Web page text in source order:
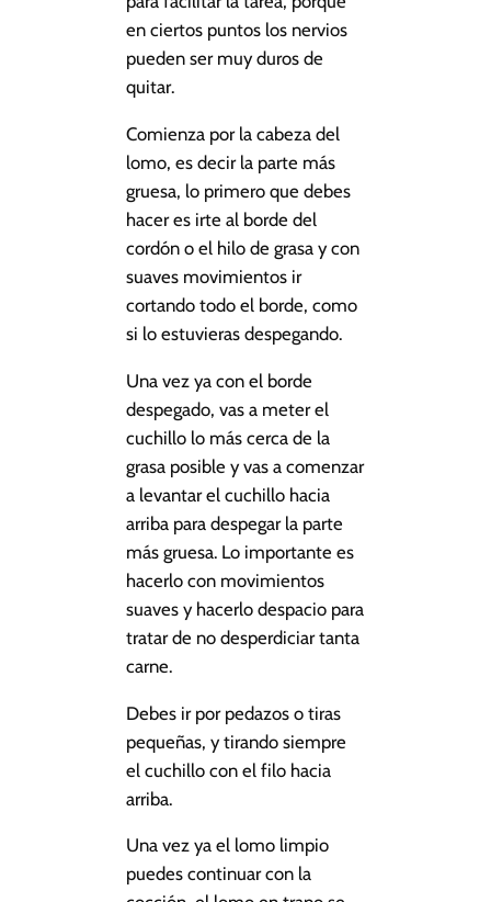
en ciertos puntos los nervios
pueden ser muy duros de
quitar.
Comienza por la cabeza del
lomo, es decir la parte más
gruesa, lo primero que debes
hacer es irte al borde del
cordón o el hilo de grasa y con
suaves movimientos ir
cortando todo el borde, como
si lo estuvieras despegando.
Una vez ya con el borde
despegado, vas a meter el
cuchillo lo más cerca de la
grasa posible y vas a comenzar
a levantar el cuchillo hacia
arriba para despegar la parte
más gruesa. Lo importante es
hacerlo con movimientos
suaves y hacerlo despacio para
tratar de no desperdiciar tanta
carne.
Debes ir por pedazos o tiras
pequeñas, y tirando siempre
el cuchillo con el filo hacia
arriba.
Una vez ya el lomo limpio
puedes continuar con la